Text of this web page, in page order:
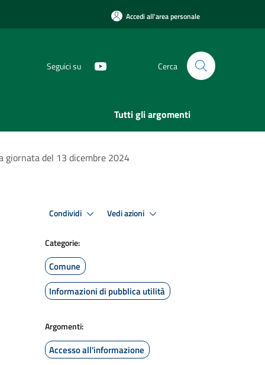
Accedi all'area personale
Seguici su Cerca
Tutti gli argomenti
giornata del 13 dicembre 2024
Condividi Vedi azioni
Categorie:
Comune
Informazioni di pubblica utilità
Argomenti:
Accesso all'informazione